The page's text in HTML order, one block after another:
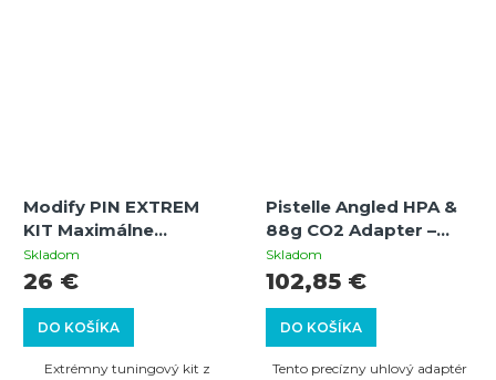
Modify PIN EXTREM
KIT Maximálne
Zvýšenie Výkonu /
GEN.2 | HDR 50, HDR
HDB 68 || Nerezová
Oceľ
Skladom
DO KOŠÍKA
26 €
Extrémny tuningový kit z
Pistelle Angled HPA &
88g CO2 Adapter –
uhlový adaptér pre
vzduchové fľaše aj 88g
bombičky
Skladom
DO KOŠÍKA
102,85 €
Tento precízny uhlový adaptér